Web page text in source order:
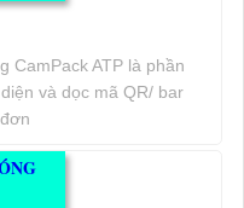
CamPack ATP là phần
và dọc mã QR/ bar